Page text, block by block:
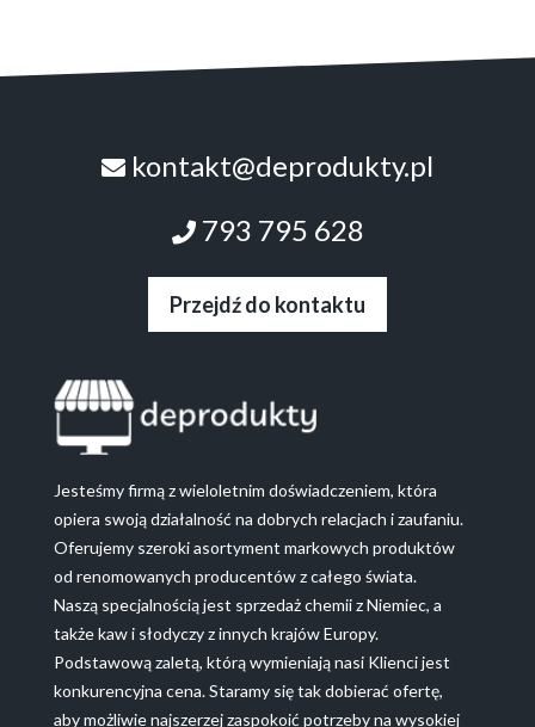
kontakt@deprodukty.pl
793 795 628
Przejdź do kontaktu
Jesteśmy firmą z wieloletnim doświadczeniem, która
opiera swoją działalność na dobrych relacjach i zaufaniu.
Oferujemy szeroki asortyment markowych produktów
od renomowanych producentów z całego świata.
Naszą specjalnością jest sprzedaż chemii z Niemiec, a
także kaw i słodyczy z innych krajów Europy.
Podstawową zaletą, którą wymieniają nasi Klienci jest
konkurencyjna cena. Staramy się tak dobierać ofertę,
aby możliwie najszerzej zaspokoić potrzeby na wysokiej